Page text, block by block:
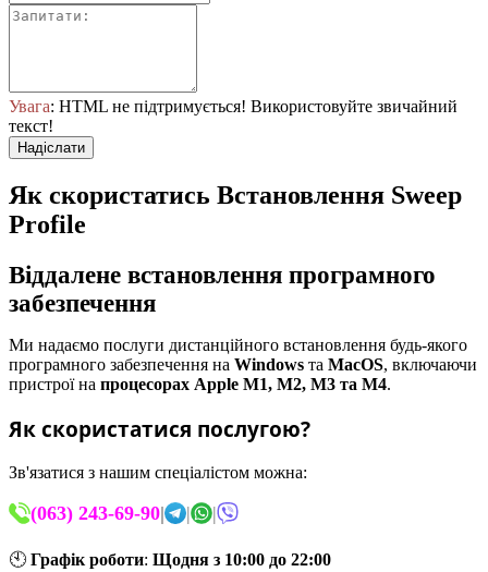
Увага: HTML не підтримується! Використовуйте звичайний
текст!
Надіслати
Як скористатись Встановлення Sweep
Profile
Віддалене встановлення програмного
забезпечення
Ми надаємо послуги дистанційного встановлення будь-якого
програмного забезпечення на Windows та MacOS, включаючи
пристрої на процесорах Apple M1, M2, M3 та M4.
Як скористатися послугою?
Зв'язатися з нашим спеціалістом можна:
(063) 243-69-90| | |
🕙 Графік роботи: Щодня з 10:00 до 22:00